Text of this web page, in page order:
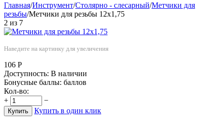
Главная/Инструмент/Столярно - слесарный/Метчики для
резьбы/Метчики для резьбы 12х1,75
2 из 7
Наведите на картинку для увеличения
106 Р
Доступность: В наличии
Бонусные баллы: баллов
Кол-во:
+
−
Купить Купить в один клик